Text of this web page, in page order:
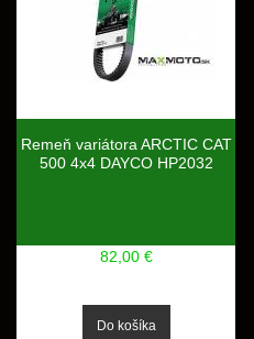
Remeň variátora ARCTIC CAT
500 4x4 DAYCO HP2032
82,00 €